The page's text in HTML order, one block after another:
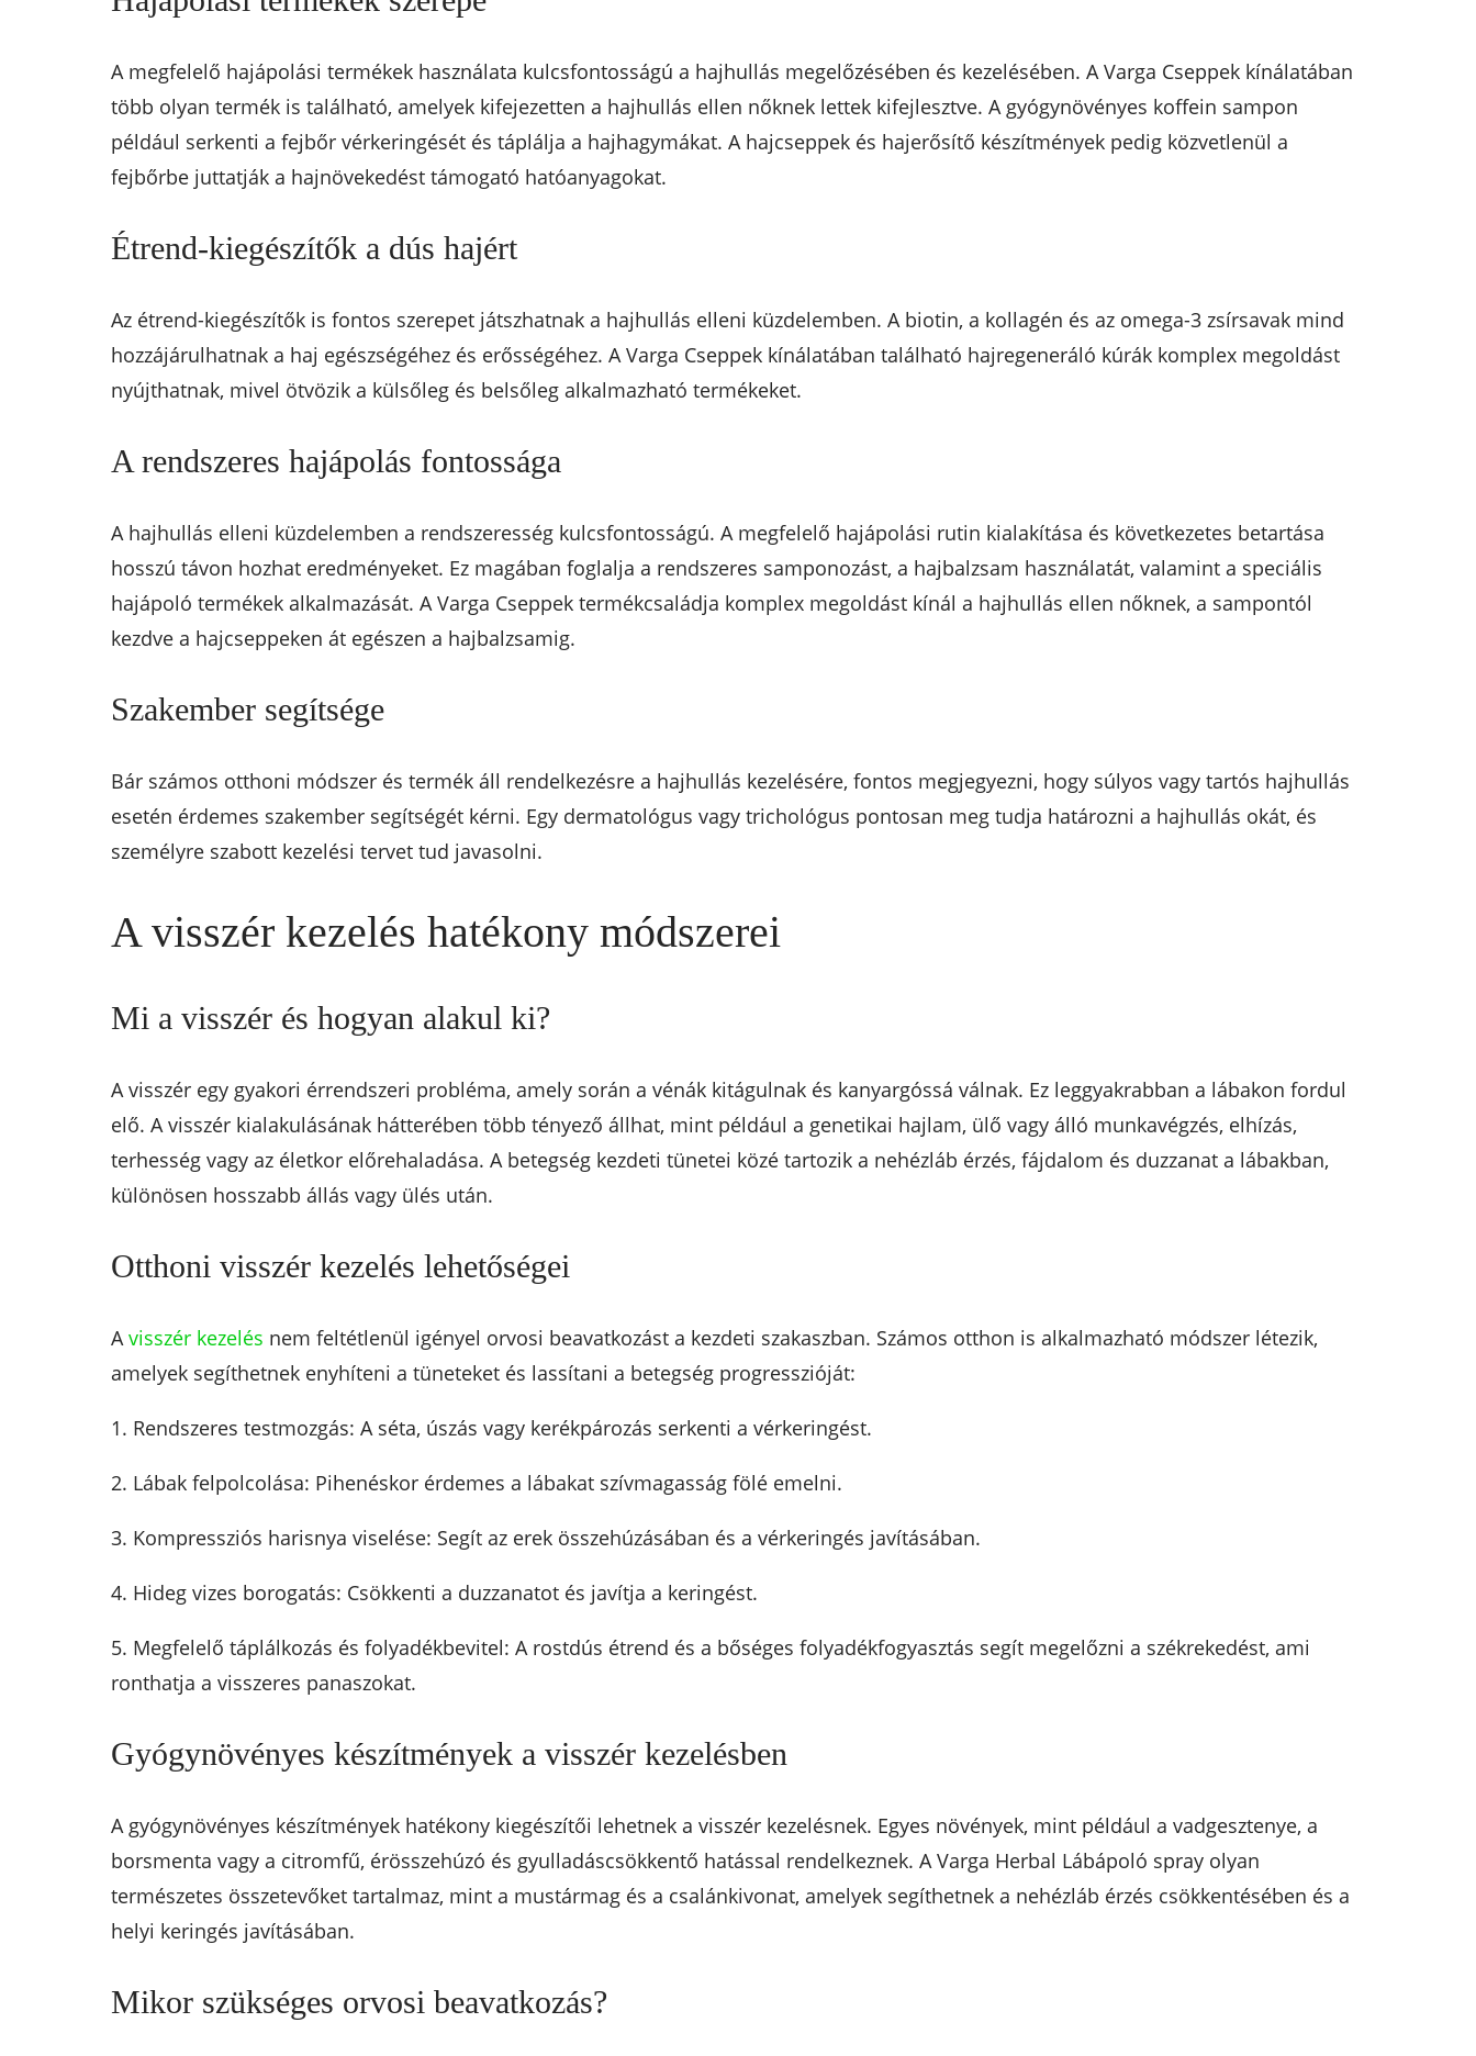
A megfelelő hajápolási termékek használata kulcsfontosságú a hajhullás megelőzésében és kezelésében. A Varga Cseppek kínálatában
több olyan termék is található, amelyek kifejezetten a hajhullás ellen nőknek lettek kifejlesztve. A gyógynövényes koffein sampon
például serkenti a fejbőr vérkeringését és táplálja a hajhagymákat. A hajcseppek és hajerősítő készítmények pedig közvetlenül a
fejbőrbe juttatják a hajnövekedést támogató hatóanyagokat.
Étrend-kiegészítők a dús hajért
Az étrend-kiegészítők is fontos szerepet játszhatnak a hajhullás elleni küzdelemben. A biotin, a kollagén és az omega-3 zsírsavak mind
hozzájárulhatnak a haj egészségéhez és erősségéhez. A Varga Cseppek kínálatában található hajregeneráló kúrák komplex megoldást
nyújthatnak, mivel ötvözik a külsőleg és belsőleg alkalmazható termékeket.
A rendszeres hajápolás fontossága
A hajhullás elleni küzdelemben a rendszeresség kulcsfontosságú. A megfelelő hajápolási rutin kialakítása és következetes betartása
hosszú távon hozhat eredményeket. Ez magában foglalja a rendszeres samponozást, a hajbalzsam használatát, valamint a speciális
hajápoló termékek alkalmazását. A Varga Cseppek termékcsaládja komplex megoldást kínál a hajhullás ellen nőknek, a sampontól
kezdve a hajcseppeken át egészen a hajbalzsamig.
Szakember segítsége
Bár számos otthoni módszer és termék áll rendelkezésre a hajhullás kezelésére, fontos megjegyezni, hogy súlyos vagy tartós hajhullás
esetén érdemes szakember segítségét kérni. Egy dermatológus vagy trichológus pontosan meg tudja határozni a hajhullás okát, és
személyre szabott kezelési tervet tud javasolni.
A visszér kezelés hatékony módszerei
Mi a visszér és hogyan alakul ki?
A visszér egy gyakori érrendszeri probléma, amely során a vénák kitágulnak és kanyargóssá válnak. Ez leggyakrabban a lábakon fordul
elő. A visszér kialakulásának hátterében több tényező állhat, mint például a genetikai hajlam, ülő vagy álló munkavégzés, elhízás,
terhesség vagy az életkor előrehaladása. A betegség kezdeti tünetei közé tartozik a nehézláb érzés, fájdalom és duzzanat a lábakban,
különösen hosszabb állás vagy ülés után.
Otthoni visszér kezelés lehetőségei
A visszér kezelés nem feltétlenül igényel orvosi beavatkozást a kezdeti szakaszban. Számos otthon is alkalmazható módszer létezik,
amelyek segíthetnek enyhíteni a tüneteket és lassítani a betegség progresszióját:
1. Rendszeres testmozgás: A séta, úszás vagy kerékpározás serkenti a vérkeringést.
2. Lábak felpolcolása: Pihenéskor érdemes a lábakat szívmagasság fölé emelni.
3. Kompressziós harisnya viselése: Segít az erek összehúzásában és a vérkeringés javításában.
4. Hideg vizes borogatás: Csökkenti a duzzanatot és javítja a keringést.
5. Megfelelő táplálkozás és folyadékbevitel: A rostdús étrend és a bőséges folyadékfogyasztás segít megelőzni a székrekedést, ami
ronthatja a visszeres panaszokat.
Gyógynövényes készítmények a visszér kezelésben
A gyógynövényes készítmények hatékony kiegészítői lehetnek a visszér kezelésnek. Egyes növények, mint például a vadgesztenye, a
borsmenta vagy a citromfű, érösszehúzó és gyulladáscsökkentő hatással rendelkeznek. A Varga Herbal Lábápoló spray olyan
természetes összetevőket tartalmaz, mint a mustármag és a csalánkivonat, amelyek segíthetnek a nehézláb érzés csökkentésében és a
helyi keringés javításában.
Mikor szükséges orvosi beavatkozás?